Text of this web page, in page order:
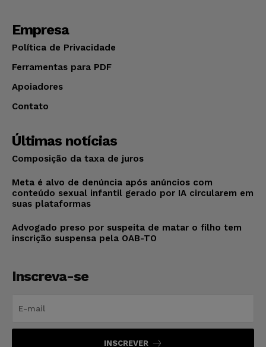
Empresa
Política de Privacidade
Ferramentas para PDF
Apoiadores
Contato
Últimas notícias
Composição da taxa de juros
Meta é alvo de denúncia após anúncios com
conteúdo sexual infantil gerado por IA circularem em
suas plataformas
Advogado preso por suspeita de matar o filho tem
inscrição suspensa pela OAB-TO
Inscreva-se
INSCREVER